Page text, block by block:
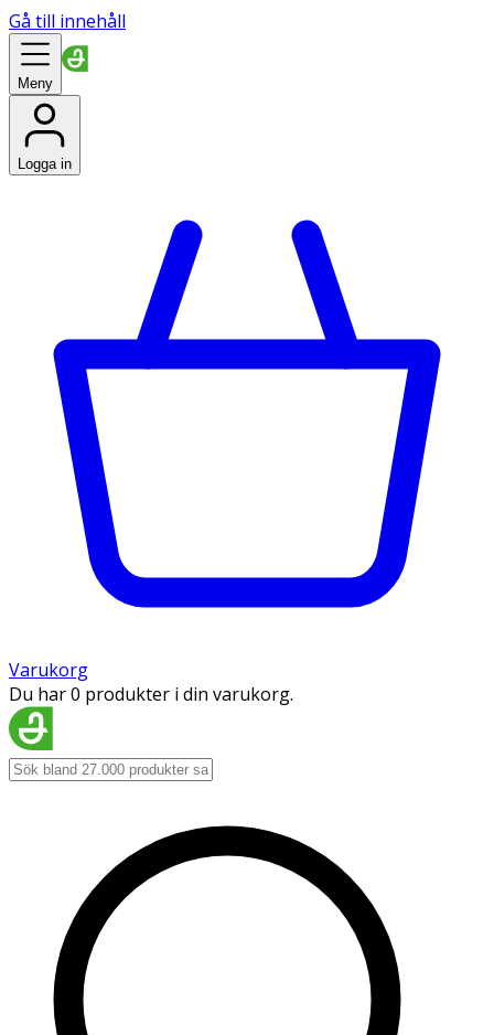
Gå till innehåll
Meny
Logga in
Varukorg
Du har 0 produkter i din varukorg.